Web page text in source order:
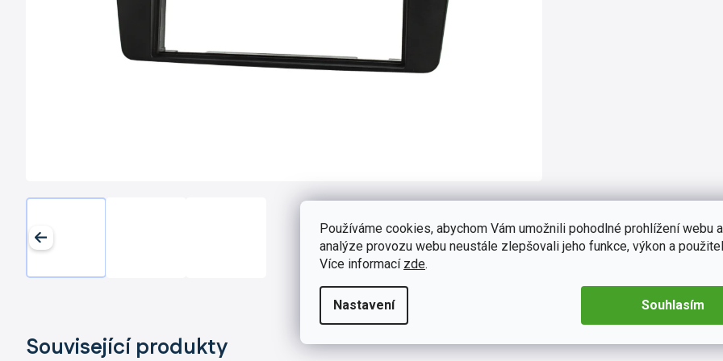
Používáme cookies, abychom Vám umožnili pohodlné prohlížení webu
analýze provozu webu neustále zlepšovali jeho funkce, výkon a
Více informací zde.
Nastavení Souhlasím
Související produkty